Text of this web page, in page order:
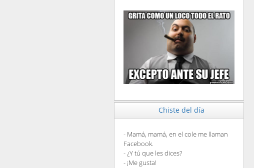
Chiste del día
- Mamá, mamá, en el cole me llaman
Facebook.
- ¿Y tú que les dices?
- ¡Me gusta!